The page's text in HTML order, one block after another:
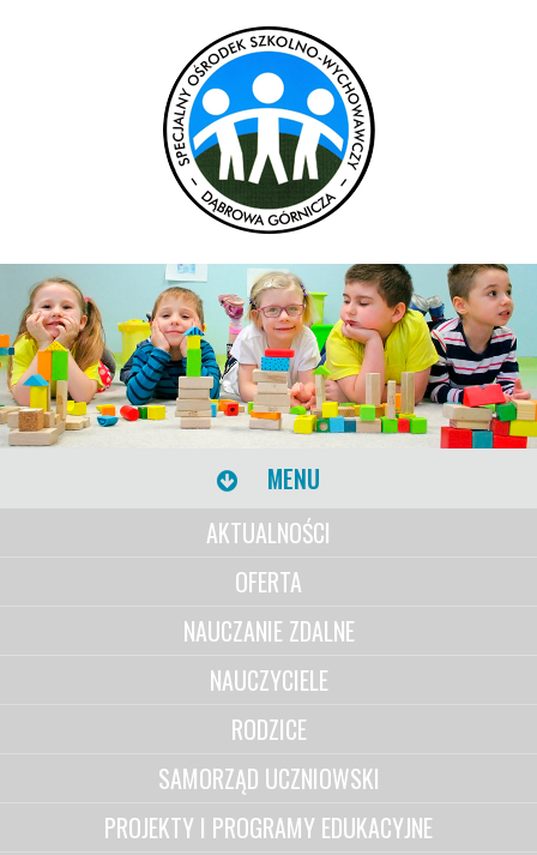
MENU
AKTUALNOŚCI
OFERTA
NAUCZANIE ZDALNE
NAUCZYCIELE
RODZICE
SAMORZĄD UCZNIOWSKI
PROJEKTY I PROGRAMY EDUKACYJNE